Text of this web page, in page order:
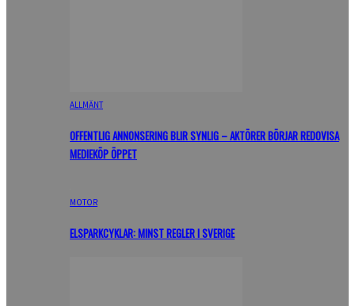
ALLMÄNT
OFFENTLIG ANNONSERING BLIR SYNLIG – AKTÖRER BÖRJAR REDOVISA
MEDIEKÖP ÖPPET
MOTOR
ELSPARKCYKLAR: MINST REGLER I SVERIGE